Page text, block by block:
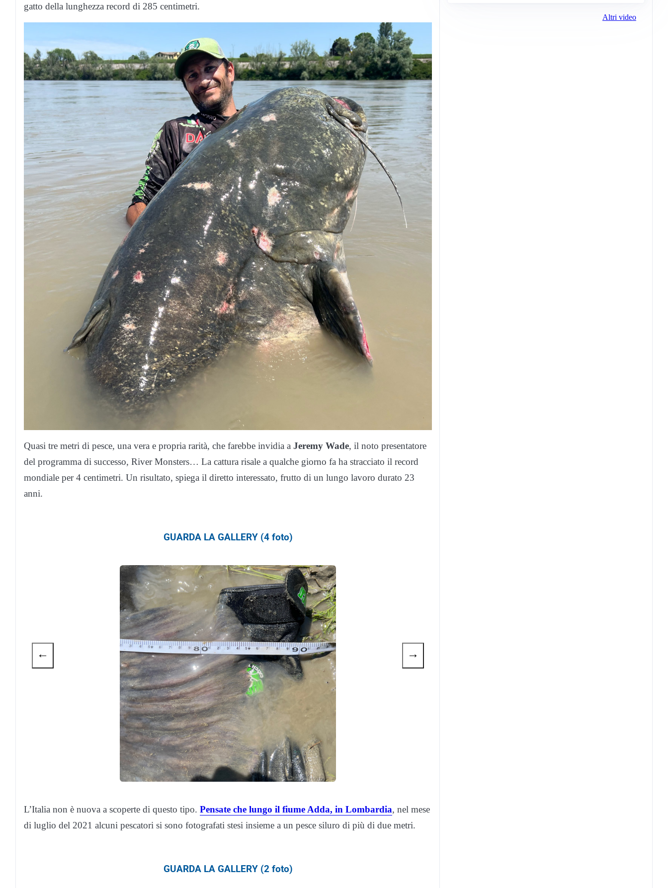
gatto della lunghezza record di 285 centimetri.
Quasi tre metri di pesce, una vera e propria rarità, che farebbe invidia a Jeremy Wade, il noto presentatore
del programma di successo, River Monsters… La cattura risale a qualche giorno fa ha stracciato il record
mondiale per 4 centimetri. Un risultato, spiega il diretto interessato, frutto di un lungo lavoro durato 23
anni.
GUARDA LA GALLERY (4 foto)
← →
L’Italia non è nuova a scoperte di questo tipo. Pensate che lungo il fiume Adda, in Lombardia, nel mese
di luglio del 2021 alcuni pescatori si sono fotografati stesi insieme a un pesce siluro di più di due metri.
GUARDA LA GALLERY (2 foto)
Altri video